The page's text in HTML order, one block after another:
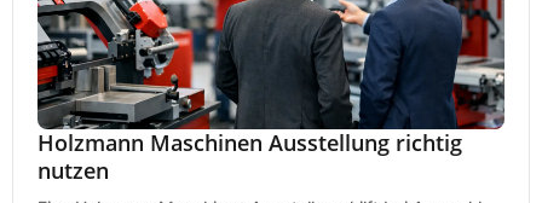
Holzmann Maschinen Ausstellung richtig
nutzen